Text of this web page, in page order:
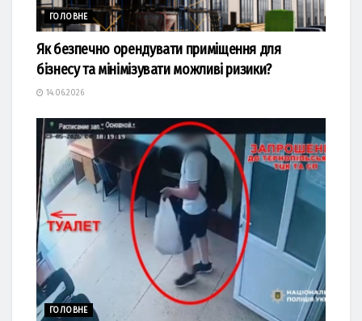
ГОЛОВНЕ
Як безпечно орендувати приміщення для
бізнесу та мінімізувати можливі ризики?
14.06.2026
ГОЛОВНЕ